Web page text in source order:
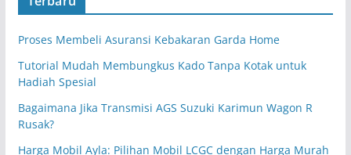
Proses Membeli Asuransi Kebakaran Garda Home
Tutorial Mudah Membungkus Kado Tanpa Kotak untuk
Hadiah Spesial
Bagaimana Jika Transmisi AGS Suzuki Karimun Wagon R
Rusak?
Harga Mobil Ayla: Pilihan Mobil LCGC dengan Harga Murah